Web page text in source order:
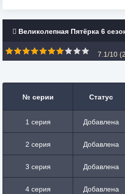
Великолепная Пятёрка 6
7.1/10 (
№ серии Статус
1 серия Добавлена
2 серия Добавлена
3 серия Добавлена
4 серия Добавлена